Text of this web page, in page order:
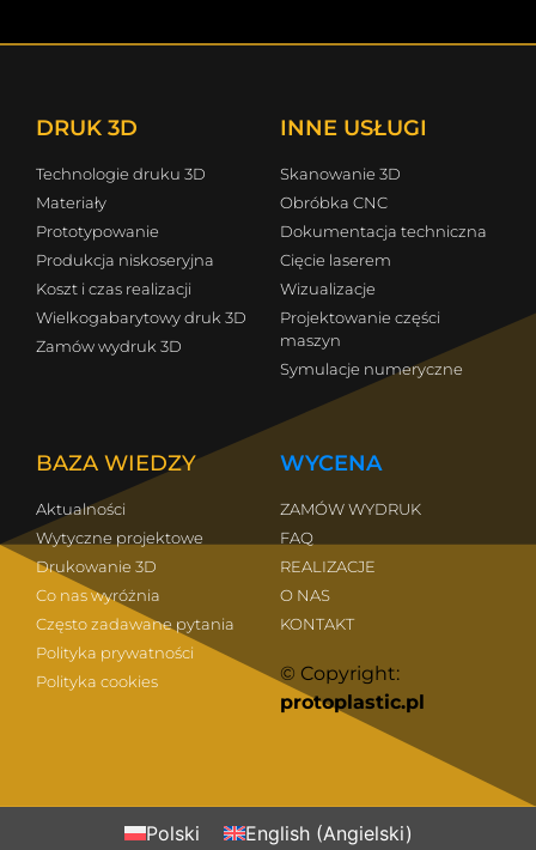
DRUK 3D
Technologie druku 3D
Materiały
Prototypowanie
Produkcja niskoseryjna
Koszt i czas realizacji
Wielkogabarytowy druk 3D
Zamów wydruk 3D
INNE USŁUGI
Skanowanie 3D
Obróbka CNC
Dokumentacja techniczna
Cięcie laserem
Wizualizacje
Projektowanie części
maszyn
Symulacje numeryczne
BAZA WIEDZY
Aktualności
Wytyczne projektowe
Drukowanie 3D
Co nas wyróżnia
Często zadawane pytania
Polityka prywatności
Polityka cookies
WYCENA
ZAMÓW WYDRUK
FAQ
REALIZACJE
O NAS
KONTAKT
© Copyright:
protoplastic.pl
Polski English(Angielski)